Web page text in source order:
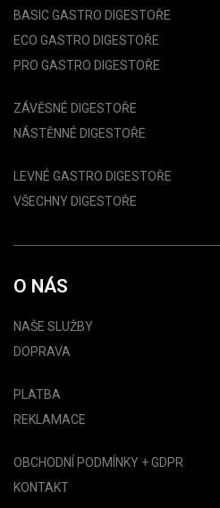
BASIC GASTRO DIGESTOŘE
ECO GASTRO DIGESTOŘE
PRO GASTRO DIGESTOŘE
ZÁVĚSNÉ DIGESTOŘE
NÁSTĚNNÉ DIGESTOŘE
LEVNÉ GASTRO DIGESTOŘE
VŠECHNY DIGESTOŘE
O NÁS
NAŠE SLUŽBY
DOPRAVA
PLATBA
REKLAMACE
OBCHODNÍ PODMÍNKY + GDPR
KONTAKT